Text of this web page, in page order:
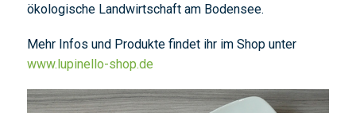
ökologische Landwirtschaft am Bodensee.
Mehr Infos und Produkte findet ihr im Shop unter
www.lupinello-shop.de